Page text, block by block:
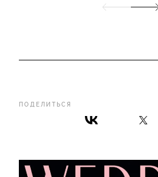
ПОДЕЛИТЬСЯ